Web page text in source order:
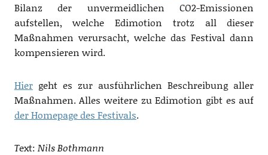
Bilanz der unvermeidlichen CO2-Emissionen
aufstellen, welche Edimotion trotz all dieser
Maßnahmen verursacht, welche das Festival dann
kompensieren wird.
Hiergeht es zur ausführlichen Beschreibung aller
Maßnahmen. Alles weitere zu Edimotion gibt es auf
der Homepage des Festivals.
Text: Nils Bothmann